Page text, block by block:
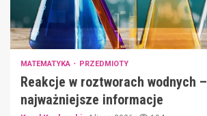
MATEMATYKA PRZEDMIOTY
Reakcje w roztworach wodnych –
najważniejsze informacje